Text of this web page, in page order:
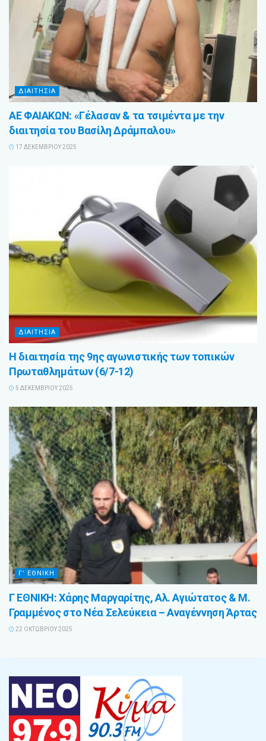
ΔΙΑΙΤΗΣΙΑ
ΑΕ ΦΑΙΑΚΩΝ: «Γέλασαν & τα τσιμέντα με την
διαιτησία του Βασίλη Δράμπαλου»
17 ΔΕΚΕΜΒΡΊΟΥ 2025
ΔΙΑΙΤΗΣΙΑ
Η διαιτησία της 9ης αγωνιστικής των τοπικών
Πρωταθλημάτων (6/7-12)
5 ΔΕΚΕΜΒΡΊΟΥ 2025
Γ’ ΕΘΝΙΚΗ
Γ ΕΘΝΙΚΗ: Χάρης Μαργαρίτης, Αλ. Αγιώτατος & Μ.
Γραμμένος στο Νέα Σελεύκεια – Αναγέννηση Άρτας
22 ΟΚΤΩΒΡΊΟΥ 2025